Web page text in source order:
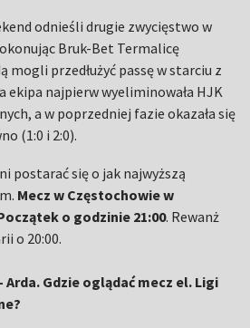
odnieśli drugie zwycięstwo w
Bruk-Bet Termalicę
mogli przedłużyć passę w starciu z
ekipa najpierw wyeliminowała HJK
a w poprzedniej fazie okazała się
(1:0 i 2:0).
postarać się o jak najwyższą
Mecz w Częstochowie w
o godzinie 21:00. Rewanż
o 20:00.
Gdzie oglądać mecz el. Ligi